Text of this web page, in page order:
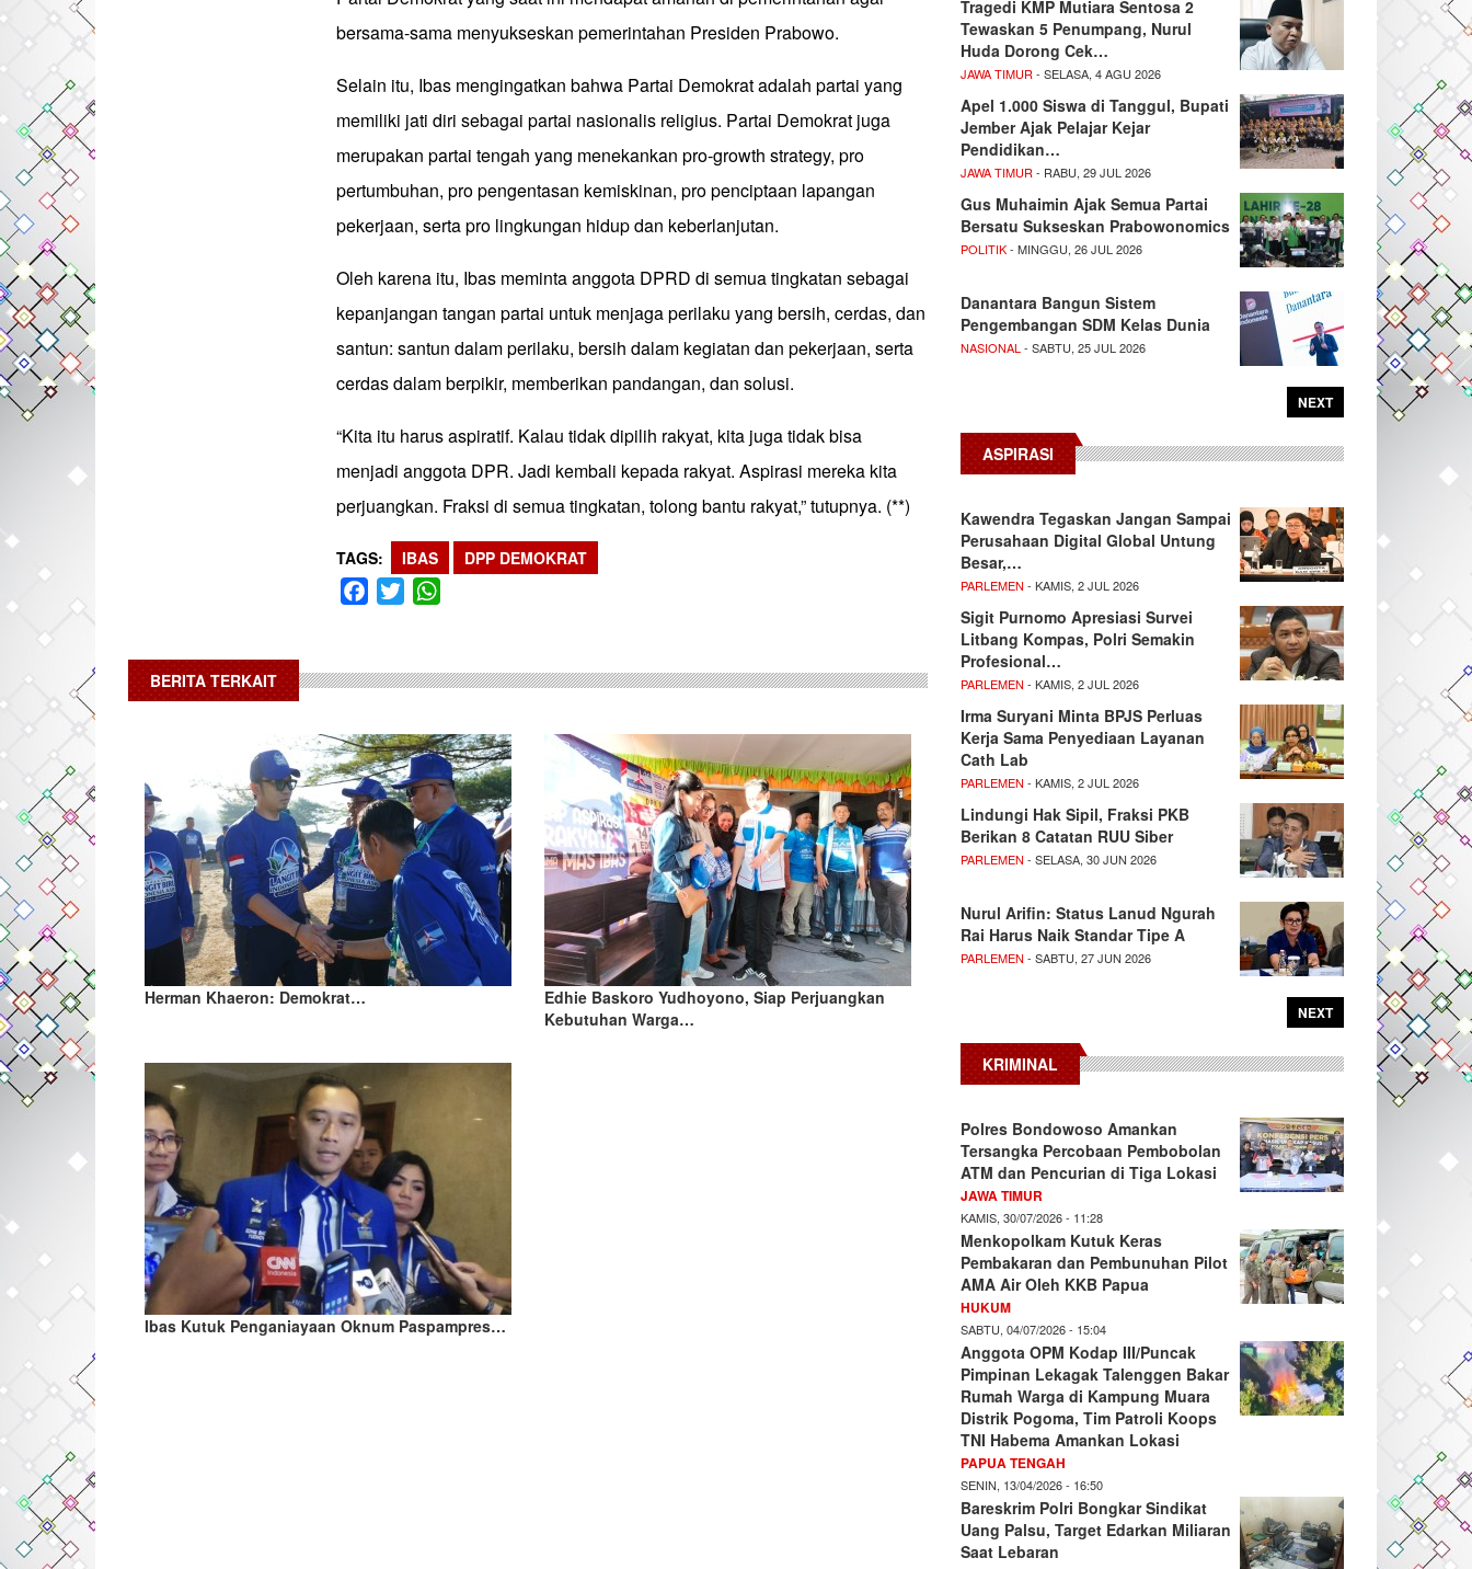
bersama-sama menyukseskan pemerintahan Presiden Prabowo.
Selain itu, Ibas mengingatkan bahwa Partai Demokrat adalah partai yang
memiliki jati diri sebagai partai nasionalis religius. Partai Demokrat juga
merupakan partai tengah yang menekankan pro-growth strategy, pro
pertumbuhan, pro pengentasan kemiskinan, pro penciptaan lapangan
pekerjaan, serta pro lingkungan hidup dan keberlanjutan.
Oleh karena itu, Ibas meminta anggota DPRD di semua tingkatan sebagai
kepanjangan tangan partai untuk menjaga perilaku yang bersih, cerdas, dan
santun: santun dalam perilaku, bersih dalam kegiatan dan pekerjaan, serta
cerdas dalam berpikir, memberikan pandangan, dan solusi.
“Kita itu harus aspiratif. Kalau tidak dipilih rakyat, kita juga tidak bisa
menjadi anggota DPR. Jadi kembali kepada rakyat. Aspirasi mereka kita
perjuangkan. Fraksi di semua tingkatan, tolong bantu rakyat,” tutupnya. (**)
TAGS IBAS DPP DEMOKRAT
Facebook
Twitter
BERITA TERKAIT
Herman Khaeron: Demokrat…
Edhie Baskoro Yudhoyono, Siap Perjuangkan
Kebutuhan Warga…
Ibas Kutuk Penganiayaan Oknum Paspampres…
Tragedi KMP Mutiara Sentosa 2
Tewaskan 5 Penumpang, Nurul
Huda Dorong Cek…
JAWA TIMUR - SELASA, 4 AGU 2026
Apel 1.000 Siswa di Tanggul, Bupati
Jember Ajak Pelajar Kejar
Pendidikan…
JAWA TIMUR - RABU, 29 JUL 2026
Gus Muhaimin Ajak Semua Partai
Bersatu Sukseskan Prabowonomics
POLITIK- MINGGU, 26 JUL 2026
Danantara Bangun Sistem
Pengembangan SDM Kelas Dunia
NASIONAL - SABTU, 25 JUL 2026
NEXT
ASPIRASI
Kawendra Tegaskan Jangan Sampai
Perusahaan Digital Global Untung
Besar,…
PARLEMEN - KAMIS, 2 JUL 2026
Sigit Purnomo Apresiasi Survei
Litbang Kompas, Polri Semakin
Profesional…
PARLEMEN - KAMIS, 2 JUL 2026
Irma Suryani Minta BPJS Perluas
Kerja Sama Penyediaan Layanan
Cath Lab
PARLEMEN - KAMIS, 2 JUL 2026
Lindungi Hak Sipil, Fraksi PKB
Berikan 8 Catatan RUU Siber
PARLEMEN - SELASA, 30 JUN 2026
Nurul Arifin: Status Lanud Ngurah
Rai Harus Naik Standar Tipe A
PARLEMEN - SABTU, 27 JUN 2026
NEXT
KRIMINAL
Polres Bondowoso Amankan
Tersangka Percobaan Pembobolan
ATM dan Pencurian di Tiga Lokasi
JAWA TIMUR
KAMIS, 30/07/2026 - 11:28
Menkopolkam Kutuk Keras
Pembakaran dan Pembunuhan Pilot
AMA Air Oleh KKB Papua
HUKUM
SABTU, 04/07/2026 - 15:04
Anggota OPM Kodap III/Puncak
Pimpinan Lekagak Talenggen Bakar
Rumah Warga di Kampung Muara
Distrik Pogoma, Tim Patroli Koops
TNI Habema Amankan Lokasi
PAPUA TENGAH
SENIN, 13/04/2026 - 16:50
Bareskrim Polri Bongkar Sindikat
Uang Palsu, Target Edarkan Miliaran
Saat Lebaran